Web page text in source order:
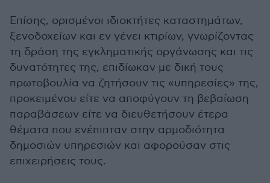
Επίσης, ορισμένοι ιδιοκτήτες καταστημάτων,
ξενοδοχείων και εν γένει κτιρίων, γνωρίζοντας
τη δράση της εγκληματικής οργάνωσης και τις
δυνατότητες της, επιδίωκαν με δική τους
πρωτοβουλία να ζητήσουν τις «υπηρεσίες» της,
προκειμένου είτε να αποφύγουν τη βεβαίωση
παραβάσεων είτε να διευθετήσουν έτερα
θέματα που ενέπιπταν στην αρμοδιότητα
δημοσιών υπηρεσιών και αφορούσαν στις
επιχειρήσεις τους.